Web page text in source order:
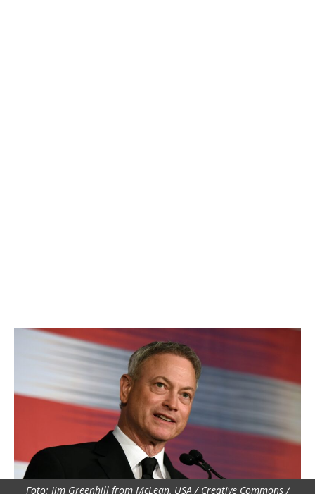
Foto: Jim Greenhill from McLean, USA / Creative Commons /